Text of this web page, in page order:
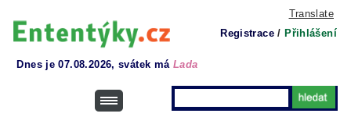
Translate
Registrace / Přihlášení
Dnes je 07.08.2026, svátek má Lada